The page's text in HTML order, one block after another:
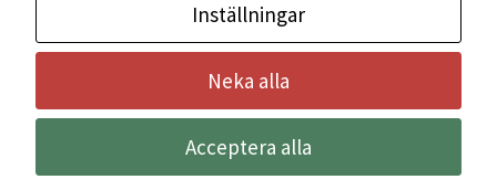
Bli medlem i SKPF
Annonsera
Inställningar
Neka alla
Acceptera alla